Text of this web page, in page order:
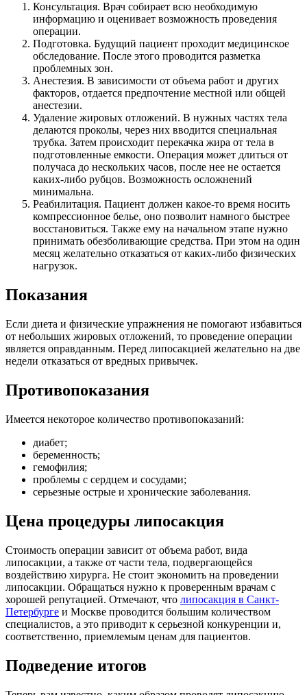
Консультация. Врач собирает всю необходимую
информацию и оценивает возможность проведения
операции.
Подготовка. Будущий пациент проходит медицинское
обследование. После этого проводится разметка
проблемных зон.
Анестезия. В зависимости от объема работ и других
факторов, отдается предпочтение местной или общей
анестезии.
Удаление жировых отложений. В нужных частях тела
делаются проколы, через них вводится специальная
трубка. Затем происходит перекачка жира от тела в
подготовленные емкости. Операция может длиться от
получаса до нескольких часов, после нее не остается
каких-либо рубцов. Возможность осложнений
минимальна.
Реабилитация. Пациент должен какое-то время носить
компрессионное белье, оно позволит намного быстрее
восстановиться. Также ему на начальном этапе нужно
принимать обезболивающие средства. При этом на один
месяц желательно отказаться от каких-либо физических
нагрузок.
Показания
Если диета и физические упражнения не помогают избавиться
от небольших жировых отложений, то проведение операции
является оправданным. Перед липосакцией желательно на две
недели отказаться от вредных привычек.
Противопоказания
Имеется некоторое количество противопоказаний:
диабет;
беременность;
гемофилия;
проблемы с сердцем и сосудами;
серьезные острые и хронические заболевания.
Цена процедуры липосакция
Стоимость операции зависит от объема работ, вида
липосакции, а также от части тела, подвергающейся
воздействию хирурга. Не стоит экономить на проведении
липосакции. Обращаться нужно к проверенным врачам с
хорошей репутацией. Отмечают, что липосакция в Санкт-
Петербурге и Москве проводится большим количеством
специалистов, а это приводит к серьезной конкуренции и,
соответственно, приемлемым ценам для пациентов.
Подведение итогов